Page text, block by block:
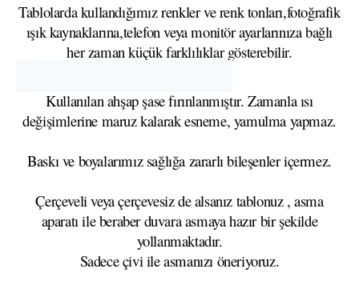
Tablolarda kullandığımız renkler ve renk tonları,fotoğrafik
ışık kaynaklarına,telefon veya monitör ayarlarınıza bağlı
her zaman küçük farklılıklar gösterebilir.
Kullanılan ahşap şase fırınlanmıştır. Zamanla ısı
değişimlerine maruz kalarak esneme, yamulma yapmaz.
Baskı ve boyalarımız sağlığa zararlı bileşenler içermez.
Çerçeveli veya çerçevesiz de alsanız tablonuz , asma
aparatı ile beraber duvara asmaya hazır bir şekilde
yollanmaktadır.
Sadece çivi ile asmanızı öneriyoruz.